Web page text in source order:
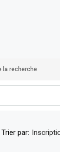
la recherche
Trier par: